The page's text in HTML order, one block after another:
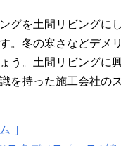
グを土間リビングに
。冬の寒さなどデメ
う。土間リビングに
を持った施工会社の
］